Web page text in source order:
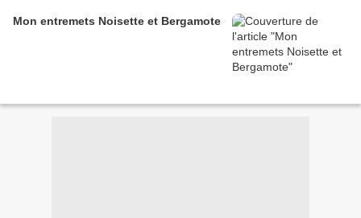
Mon entremets Noisette et Bergamote